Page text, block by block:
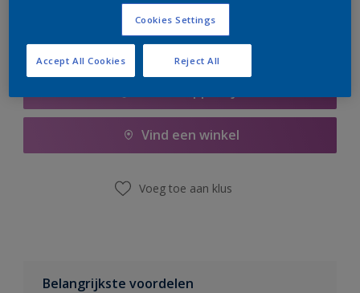
Vind een winkel
Voeg toe aan klus
Belangrijkste voordelen
Cookies Settings
Reject All
Accept All Cookies